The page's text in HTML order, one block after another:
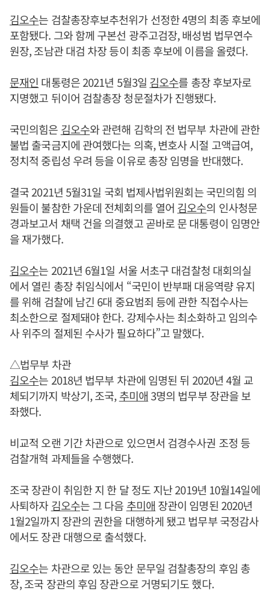
김오수는 검찰총장후보추천위가 선정한 4명의 최종 후보에
포함됐다. 그와 함께 구본선 광주고검장, 배성범 법무연수
원장, 조남관 대검 차장 등이 최종 후보에 이름을 올렸다.
문재인 대통령은 2021년 5월3일 김오수를 총장 후보자로
지명했고 뒤이어 검찰총장 청문절차가 진행됐다.
국민의힘은 김오수와 관련해 김학의 전 법무부 차관에 관한
불법 출국금지에 관여했다는 의혹, 변호사 시절 고액급여,
정치적 중립성 우려 등을 이유로 총장 임명을 반대했다.
결국 2021년 5월31일 국회 법제사법위원회는 국민의힘 의
원들이 불참한 가운데 전체회의를 열어 김오수의 인사청문
경과보고서 채택 건을 의결했고 곧바로 문 대통령이 임명안
을 재가했다.
김오수는 2021년 6월1일 서울 서초구 대검찰청 대회의실
에서 열린 총장 취임식에서 “국민이 반부패 대응역량 유지
를 위해 검찰에 남긴 6대 중요범죄 등에 관한 직접수사는
최소한으로 절제돼야 한다. 강제수사는 최소화하고 임의수
사 위주의 절제된 수사가 필요하다”고 말했다.
△법무부 차관
김오수는 2018년 법무부 차관에 임명된 뒤 2020년 4월 교
체되기까지 박상기, 조국, 추미애3명의 법무부 장관을 보
좌했다.
비교적 오랜 기간 차관으로 있으면서 검경수사권 조정 등
검찰개혁 과제들을 수행했다.
조국 장관이 취임한 지 한 달 정도 지난 2019년 10월14일에
사퇴하자 김오수는 그 다음 추미애 장관이 임명된 2020년
1월2일까지 장관의 권한을 대행하게 됐고 법무부 국정감사
에서도 장관 대행으로 출석했다.
김오수는 차관으로 있는 동안 문무일 검찰총장의 후임 총
장, 조국 장관의 후임 장관으로 거명되기도 했다.